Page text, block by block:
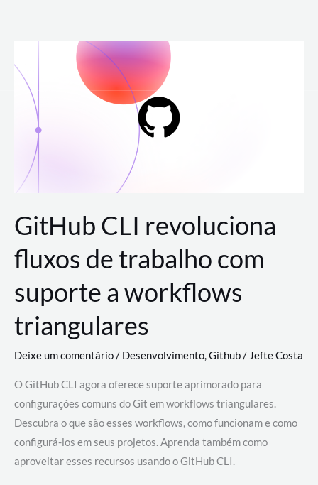
para
conteúdo
GitHub CLI revoluciona
fluxos de trabalho com
suporte a workflows
triangulares
Deixe um comentário/ Desenvolvimento,Github/ Jefte Costa
O GitHub CLI agora oferece suporte aprimorado para
configurações comuns do Git em workflows triangulares.
Descubra o que são esses workflows, como funcionam e como
configurá-los em seus projetos. Aprenda também como
aproveitar esses recursos usando o GitHub CLI.